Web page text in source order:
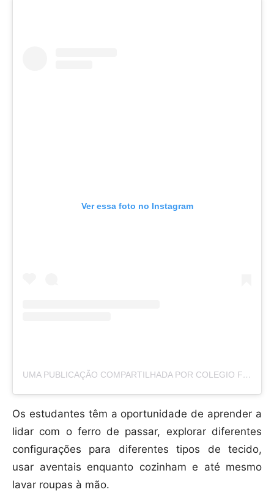
Ver essa foto no Instagram
UMA PUBLICAÇÃO COMPARTILHADA POR COLEGIO FOMENTO MONTECASTELO (@COLEGIO.MONTECASTELO)
Os estudantes têm a oportunidade de aprender a
lidar com o ferro de passar, explorar diferentes
configurações para diferentes tipos de tecido,
usar aventais enquanto cozinham e até mesmo
lavar roupas à mão.